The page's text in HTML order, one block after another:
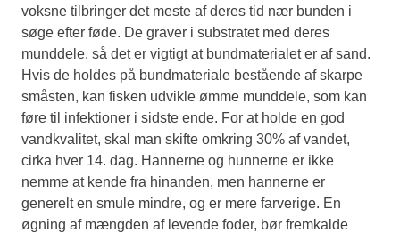
voksne tilbringer det meste af deres tid nær bunden i
søge efter føde. De graver i substratet med deres
munddele, så det er vigtigt at bundmaterialet er af sand.
Hvis de holdes på bundmateriale bestående af skarpe
småsten, kan fisken udvikle ømme munddele, som kan
føre til infektioner i sidste ende. For at holde en god
vandkvalitet, skal man skifte omkring 30% af vandet,
cirka hver 14. dag. Hannerne og hunnerne er ikke
nemme at kende fra hinanden, men hannerne er
generelt en smule mindre, og er mere farverige. En
øgning af mængden af levende foder, bør fremkalde